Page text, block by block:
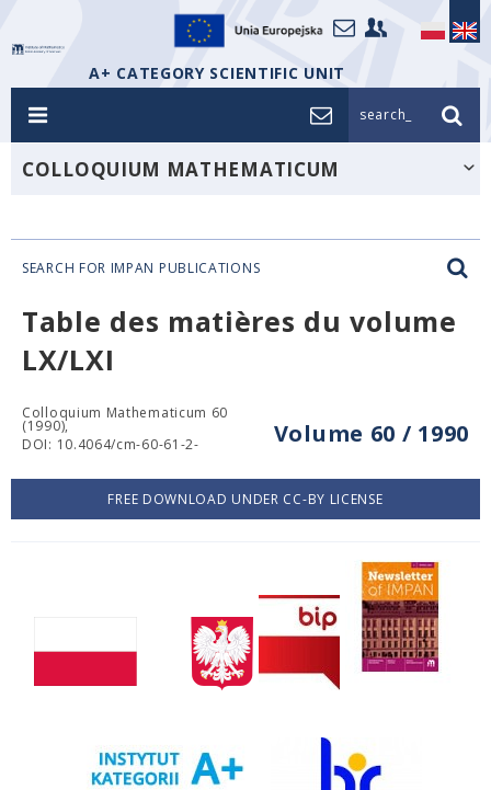
A+ CATEGORY SCIENTIFIC UNIT
search_
COLLOQUIUM MATHEMATICUM
SEARCH FOR IMPAN PUBLICATIONS
Table des matières du volume
LX/LXI
Volume 60 / 1990
Colloquium Mathematicum 60
(1990),
DOI: 10.4064/cm-60-61-2-
FREE DOWNLOAD UNDER CC-BY LICENSE